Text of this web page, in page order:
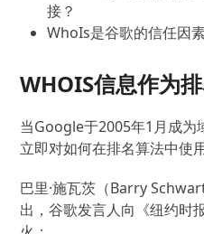
接？
WhoIs是谷歌的信任因
WHOIS信息作为
当Google于2005年1月成为
立即对如何在排名算法中使
巴里·施瓦茨（Barry
出，谷歌发言人向《纽约时